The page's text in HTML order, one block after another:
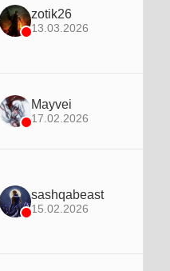
zotik26
13.03.2026
Mayvei
17.02.2026
sashqabeast
15.02.2026